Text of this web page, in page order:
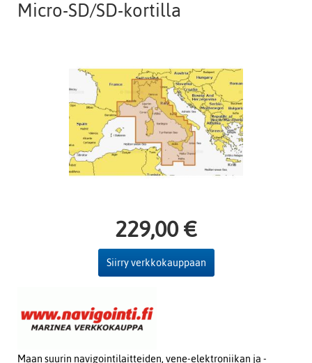
Micro-SD/SD-kortilla
229,00 €
Siirry verkkokauppaan
Maan suurin navigointilaitteiden, vene-elektroniikan ja -